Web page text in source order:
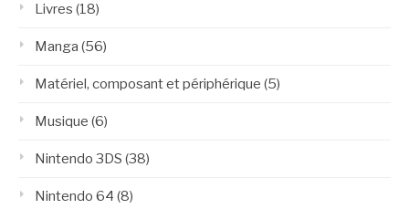
Livres (18)
Manga (56)
Matériel, composant et périphérique (5)
Musique (6)
Nintendo 3DS (38)
Nintendo 64 (8)